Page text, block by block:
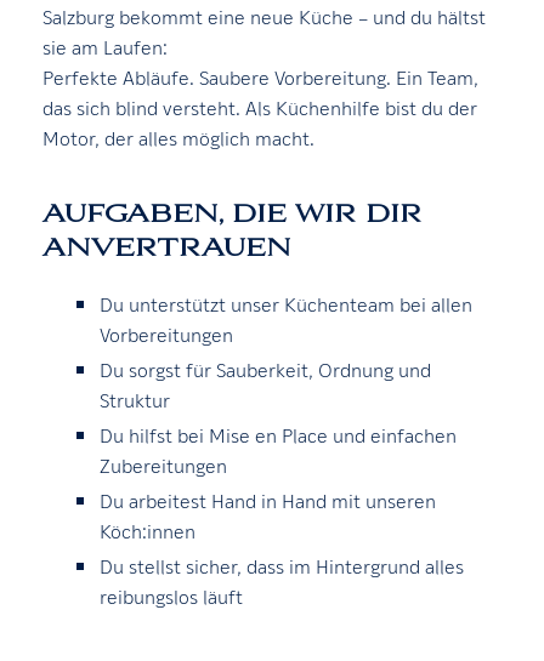
Salzburg bekommt eine neue Küche – und du hältst
sie am Laufen:
Perfekte Abläufe. Saubere Vorbereitung. Ein Team,
das sich blind versteht. Als Küchenhilfe bist du der
Motor, der alles möglich macht.
AUFGABEN, DIE WIR DIR
ANVERTRAUEN
Du unterstützt unser Küchenteam bei allen
Vorbereitungen
Du sorgst für Sauberkeit, Ordnung und
Struktur
Du hilfst bei Mise en Place und einfachen
Zubereitungen
Du arbeitest Hand in Hand mit unseren
Köch:innen
Du stellst sicher, dass im Hintergrund alles
reibungslos läuft